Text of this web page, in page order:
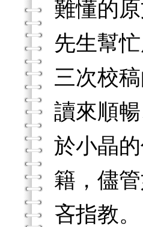
難懂的
先生幫
三次校
讀來順
於小晶
籍，儘
吝指教。